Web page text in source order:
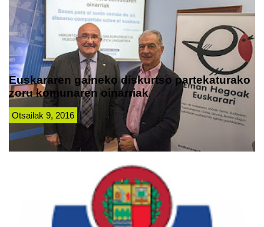
Euskararen gaineko diskurtso partekaturako
zoru komunaren oinarriak
Otsailak 9, 2016 |